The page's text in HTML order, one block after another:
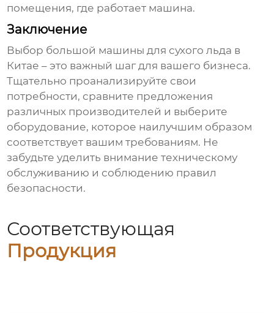
помещения, где работает машина.
Заключение
Выбор большой машины для сухого льда в
Китае – это важный шаг для вашего бизнеса.
Тщательно проанализируйте свои
потребности, сравните предложения
различных производителей и выберите
оборудование, которое наилучшим образом
соответствует вашим требованиям. Не
забудьте уделить внимание техническому
обслуживанию и соблюдению правил
безопасности.
Соответствующая
Продукция